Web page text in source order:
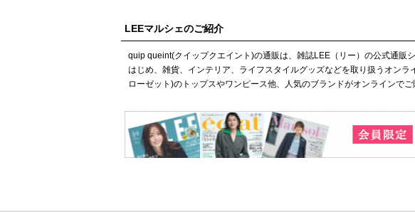
LEEマルシェのご紹介
quip queint(クイップクエイント)の通販は、雑誌LEE（リー）の公式通販
はじめ、雑貨、インテリア、ライフスタイルグッズなどを取り扱うオン
ローゼット)のトップスやワンピース他、人気のブランドがオンラインで